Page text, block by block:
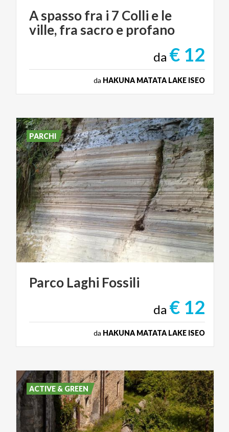
Aspassofra i 7 Colli e le
ville,fra sacroe profano
da € 12
da HAKUNA MATATA LAKE ISEO
Parco Laghi Fossili
da € 12
da HAKUNA MATATA LAKE ISEO
PARCHI
ACTIVE & GREEN